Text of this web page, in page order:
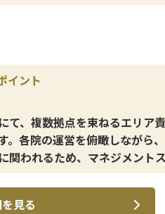
イント
て、複数拠点を束ねるエリア
。各院の運営を俯瞰しながら
関われるため、マネジメント
。裁量を持って組織に影響を
見る